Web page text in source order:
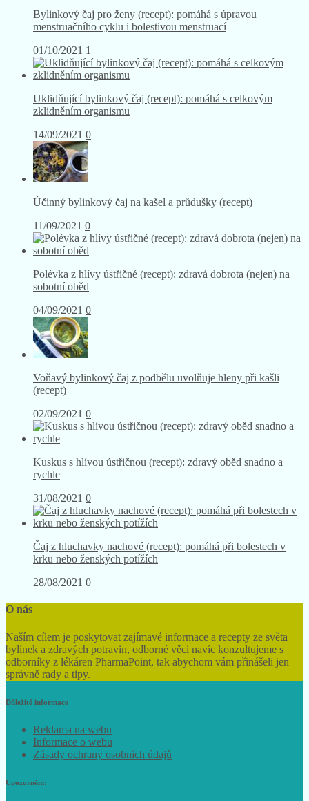
Bylinkový čaj pro ženy (recept): pomáhá s úpravou
menstruačního cyklu i bolestivou menstruací
01/10/2021 1
Uklidňující bylinkový čaj (recept): pomáhá s celkovým
zklidněním organismu
14/09/2021 0
Účinný bylinkový čaj na kašel a průdušky (recept)
11/09/2021 0
Polévka z hlívy ústřičné (recept): zdravá dobrota (nejen) na
sobotní oběd
04/09/2021 0
Voňavý bylinkový čaj z podbělu uvolňuje hleny při kašli
(recept)
02/09/2021 0
Kuskus s hlívou ústřičnou (recept): zdravý oběd snadno a
rychle
31/08/2021 0
Čaj z hluchavky nachové (recept): pomáhá při bolestech v
krku nebo ženských potížích
28/08/2021 0
O nás
Naším cílem je poskytovat zajímavé informace a recepty ze světa
bylinek a zdravých potravin, odborné věci navíc konzultujeme s
odborníky z lékáren PharmaPoint, tak abychom vám přinášeli jen
správně rady a tipy.
Důležité informace
Reklama na webu
Informace o webu
Zásady ochrany osobních údajů
Upozornění: